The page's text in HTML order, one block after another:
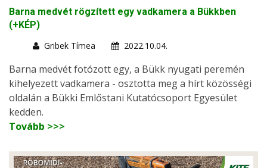
Barna medvét rögzített egy vadkamera a Bükkben
(+KÉP)
Gribek Tímea
2022.10.04.
Barna medvét fotózott egy, a Bükk nyugati peremén
kihelyezett vadkamera - osztotta meg a hírt közösségi
oldalán a Bükki Emlőstani Kutatócsoport Egyesület
kedden.
Tovább >>>